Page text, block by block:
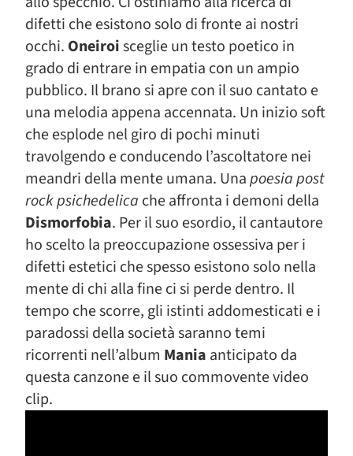
difetti che esistono solo di fronte ai nostri
occhi. Oneiroisceglie un testo poetico in
grado di entrare in empatia con un ampio
pubblico. Il brano si apre con il suo cantato e
una melodia appena accennata. Un inizio soft
che esplode nel giro di pochi minuti
travolgendo e conducendo l’ascoltatore nei
meandri della mente umana. Unapoesia post
rock psichedelica che affronta i demoni della
Dismorfobia. Per il suo esordio, il cantautore
ho scelto la preoccupazione ossessiva per i
difetti estetici che spesso esistono solo nella
mente di chi alla fine ci si perde dentro. Il
tempo che scorre, gli istinti addomesticati e i
paradossi della società saranno temi
ricorrenti nell’album Mania anticipato da
questa canzone e il suo commovente video
clip.